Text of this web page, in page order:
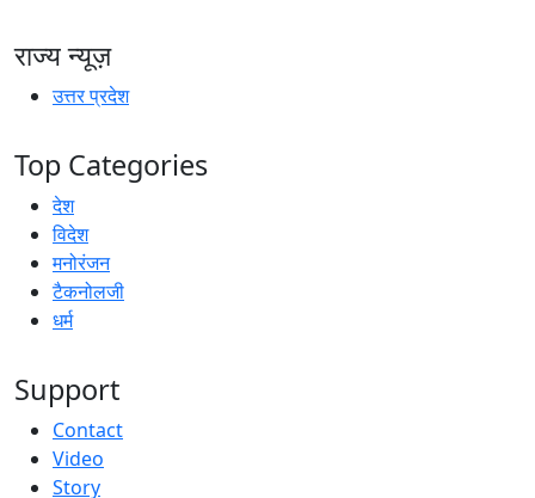
राज्य न्यूज़
उत्तर प्रदेश
Top Categories
देश
विदेश
मनोरंजन
टैकनोलजी
धर्म
Support
Contact
Video
Story